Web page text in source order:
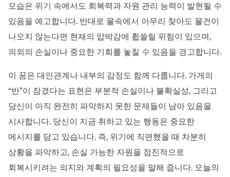
모습은 위기 속에서도 회복력과 자원 관리 능력이 발현될 수
있음을 예고합니다. 반대로 물속에서 아무리 찾아도 물건이
나오지 않는다면 현재의 압박감에 휩쓸릴 위험이 있으며,
의외의 손실이나 중요한 기회를 놓칠 수 있음을 경고합니다.
이 꿈은 대인관계나 내부의 감정도 함께 다룹니다. 가게의
“반”이 잠겼다는 표현은 부분적 손실이나 불확실성, 그리고
당신이 아직 완전히 파악하지 못한 문제들이 남아 있음을
시사합니다. 당신이 지금 취하고 있는 행동은 중요한
메시지를 담고 있습니다. 즉, 위기에 직면했을 때 차분히
상황을 파악하고, 손실 가능한 자원을 점진적으로
회복시키려는 의지와 계획의 필요성을 말해 줍니다. 오늘의